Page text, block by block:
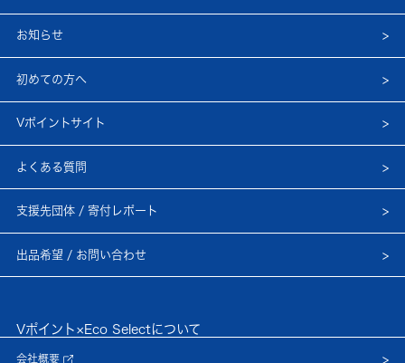
お知らせ
初めての方へ
Vポイントサイト
よくある質問
支援先団体 / 寄付レポート
出品希望 / お問い合わせ
Vポイント×Eco Selectについて
会社概要